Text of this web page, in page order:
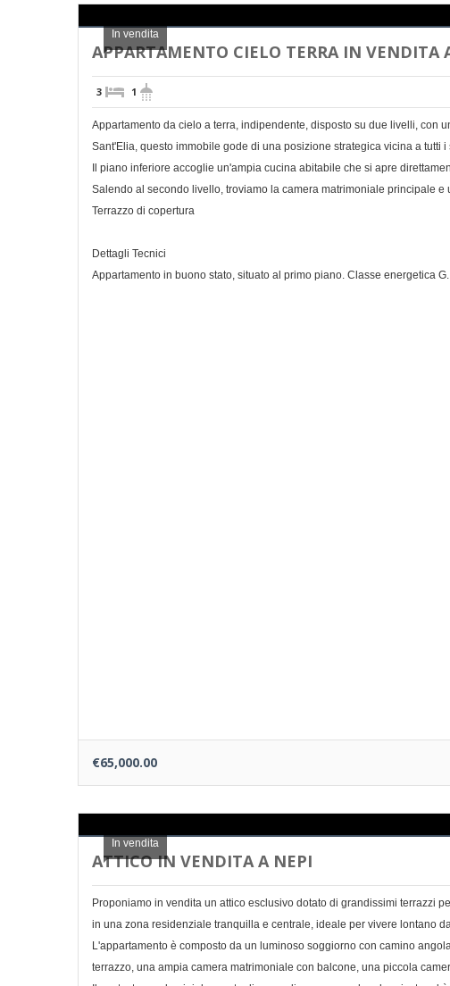
In vendita
APPARTAMENTO CIELO TERRA IN VENDITA
3 1
Appartamento da cielo a terra, indipendente, disposto su due livelli, con
Sant'Elia, questo immobile gode di una posizione strategica vicina a tutti
Il piano inferiore accoglie un'ampia cucina abitabile che si apre
Salendo al secondo livello, troviamo la camera matrimoniale principale
Terrazzo di copertura
Dettagli Tecnici
Appartamento in buono stato, situato al primo piano. Classe energetica
€65,000.00
In vendita
ATTICO IN VENDITA A NEPI
Proponiamo in vendita un attico esclusivo dotato di grandissimi terrazzi
in una zona residenziale tranquilla e centrale, ideale per vivere lontano
L'appartamento è composto da un luminoso soggiorno con camino
terrazzo, una ampia camera matrimoniale con balcone, una piccola